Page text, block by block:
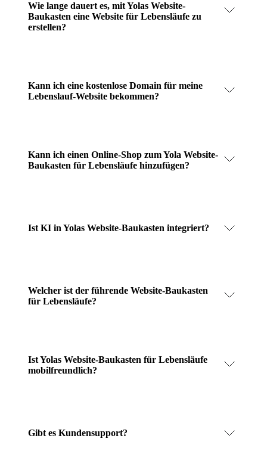
Wie lange dauert es, mit Yolas Website-
Baukasten eine Website für Lebensläufe zu
erstellen?
Kann ich eine kostenlose Domain für meine
Lebenslauf-Website bekommen?
Kann ich einen Online-Shop zum Yola Website-
Baukasten für Lebensläufe hinzufügen?
Ist KI in Yolas Website-Baukasten integriert?
Welcher ist der führende Website-Baukasten
für Lebensläufe?
Ist Yolas Website-Baukasten für Lebensläufe
mobilfreundlich?
Gibt es Kundensupport?